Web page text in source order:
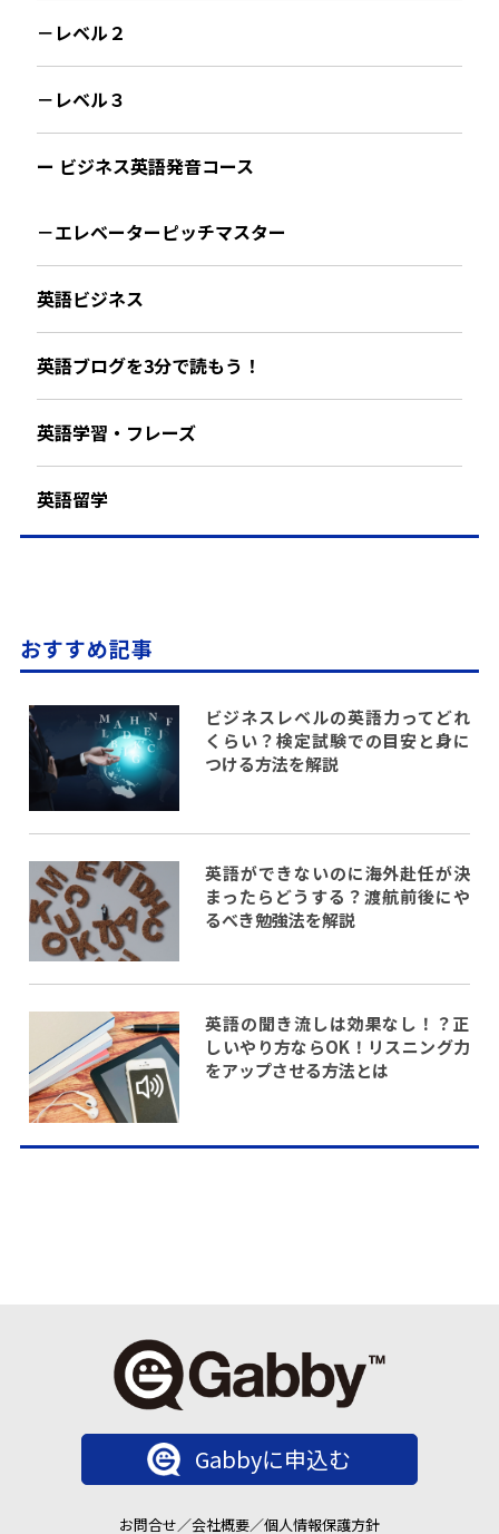
－レベル２
－レベル３
ー ビジネス英語発音コース
－エレベーターピッチマスター
英語ビジネス
英語ブログを3分で読もう！
英語学習・フレーズ
英語留学
おすすめ記事
ビジネスレベルの英語力ってどれ
くらい？検定試験での目安と身に
つける方法を解説
英語ができないのに海外赴任が決
まったらどうする？渡航前後にや
るべき勉強法を解説
英語の聞き流しは効果なし！？正
しいやり方ならOK！リスニング力
をアップさせる方法とは
Gabbyに申込む
お問合せ／会社概要／個人情報保護方針